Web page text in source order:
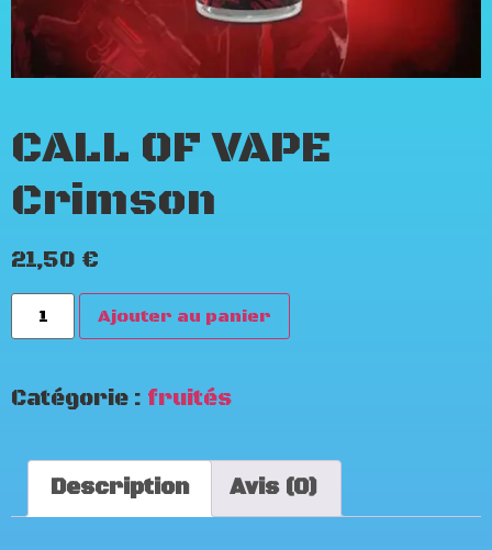
CALL OF VAPE
Crimson
21,50 €
Ajouter au panier
Catégorie : fruités
Description Avis (0)